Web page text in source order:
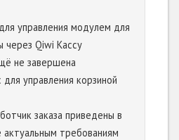
управления модулем для
через Qiwi Кассу
не завершена
управления корзиной
заказа приведены в
актуальным требованиям